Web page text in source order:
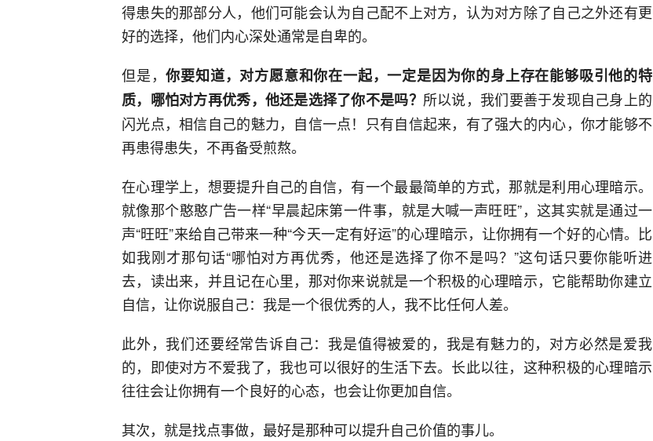
得患失的那部分人，他们可能会认为自己配不上对方，认为对方除了自己之外还有更
好的选择，他们内心深处通常是自卑的。
但是，你要知道，对方愿意和你在一起，一定是因为你的身上存在能够吸引他的特
质，哪怕对方再优秀，他还是选择了你不是吗？ 所以说，我们要善于发现自己身上的
闪光点，相信自己的魅力，自信一点！只有自信起来，有了强大的内心，你才能够不
再患得患失，不再备受煎熬。
在心理学上，想要提升自己的自信，有一个最最简单的方式，那就是利用心理暗示。
就像那个憨憨广告一样“早晨起床第一件事，就是大喊一声旺旺”，这其实就是通过一
声“旺旺”来给自己带来一种“今天一定有好运”的心理暗示，让你拥有一个好的心情。比
如我刚才那句话“哪怕对方再优秀，他还是选择了你不是吗？”这句话只要你能听进
去，读出来，并且记在心里，那对你来说就是一个积极的心理暗示，它能帮助你建立
自信，让你说服自己：我是一个很优秀的人，我不比任何人差。
此外，我们还要经常告诉自己：我是值得被爱的，我是有魅力的，对方必然是爱我
的，即使对方不爱我了，我也可以很好的生活下去。长此以往，这种积极的心理暗示
往往会让你拥有一个良好的心态，也会让你更加自信。
其次，就是找点事做，最好是那种可以提升自己价值的事儿。